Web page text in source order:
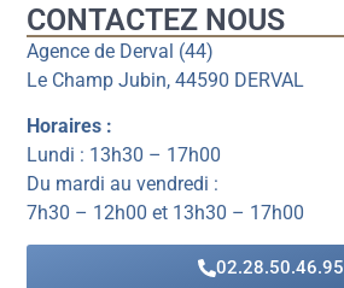
CONTACTEZ NOUS
Agence de Derval (44)
Le Champ Jubin, 44590 DERVAL
Horaires :
Lundi : 13h30 – 17h00
Du mardi au vendredi :
7h30 – 12h00 et 13h30 – 17h00
02.28.50.46.95